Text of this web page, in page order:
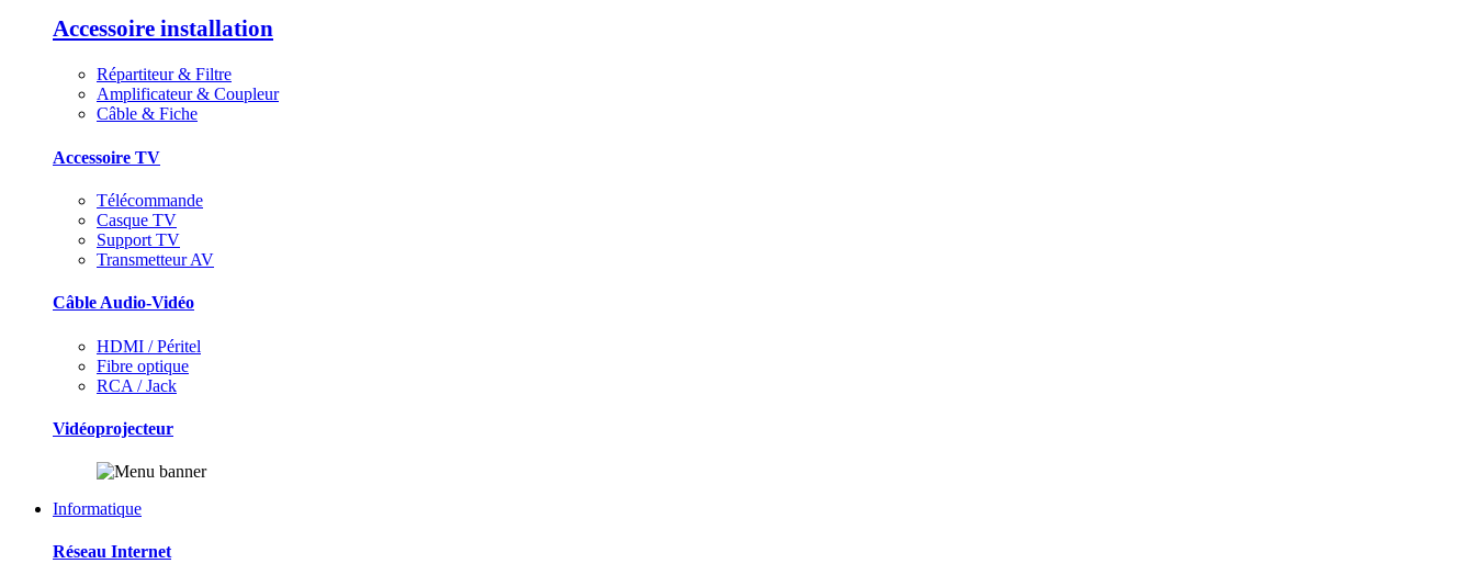
Accessoire installation
Répartiteur & Filtre
Amplificateur & Coupleur
Câble & Fiche
Accessoire TV
Télécommande
Casque TV
Support TV
Transmetteur AV
Câble Audio-Vidéo
HDMI / Péritel
Fibre optique
RCA / Jack
Vidéoprojecteur
Informatique
Réseau Internet